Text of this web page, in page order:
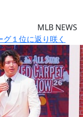
MLB NEWS
グ１位に返り咲く